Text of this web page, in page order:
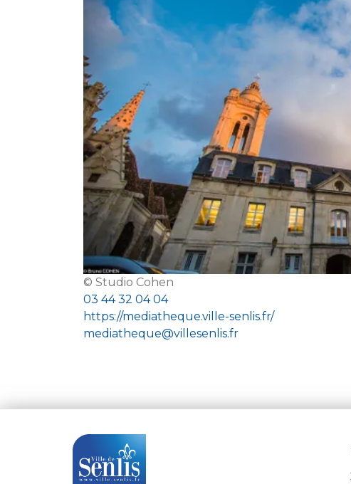
© Studio Cohen
03 44 32 04 04
https://mediatheque.ville-senlis.fr/
mediatheque@villesenlis.fr